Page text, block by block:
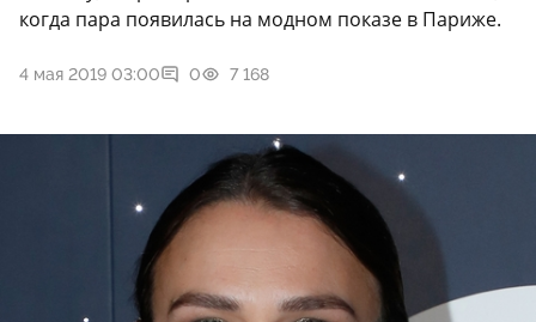
когда пара появилась на модном показе в Париже.
4 мая 2019 03:00 0 7 168